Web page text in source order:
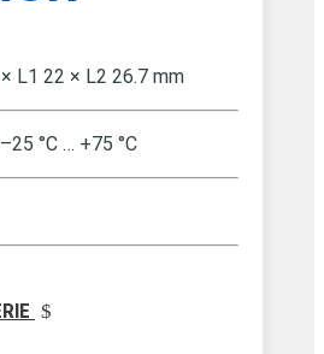
L1 22 × L2 26.7 mm
–25 °C … +75 °C